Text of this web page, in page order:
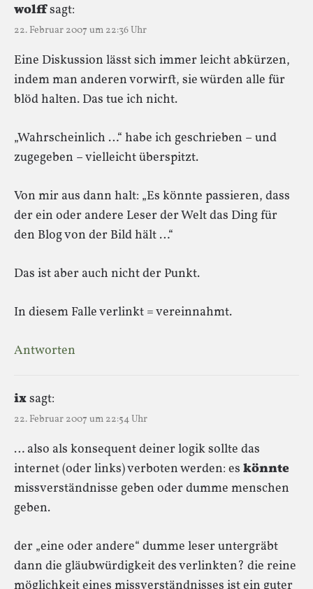
wolffsagt:
22. Februar 2007 um 22:36 Uhr
Eine Diskussion lässt sich immer leicht abkürzen,
indem man anderen vorwirft, sie würden alle für
blöd halten. Das tue ich nicht.
„Wahrscheinlich …“ habe ich geschrieben – und
zugegeben – vielleicht überspitzt.
Von mir aus dann halt: „Es könnte passieren, dass
der ein oder andere Leser der Welt das Ding für
den Blog von der Bild hält …“
Das ist aber auch nicht der Punkt.
In diesem Falle verlinkt = vereinnahmt.
Antworten
ixsagt:
22. Februar 2007 um 22:54 Uhr
… also als konsequent deiner logik sollte das
internet (oder links) verboten werden: es könnte
missverständnisse geben oder dumme menschen
geben.
der „eine oder andere“ dumme leser untergräbt
dann die gläubwürdigkeit des verlinkten? die reine